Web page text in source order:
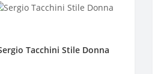
Tacchini Stile Donna